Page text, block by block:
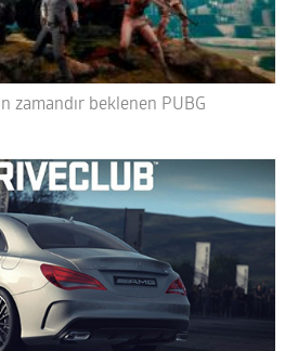
zamandır beklenen PUBG